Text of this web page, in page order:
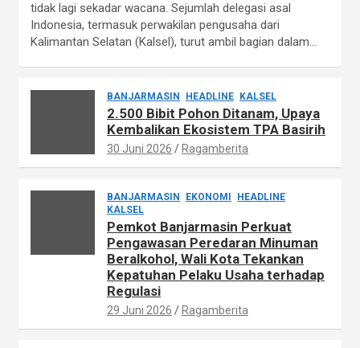
tidak lagi sekadar wacana. Sejumlah delegasi asal
Indonesia, termasuk perwakilan pengusaha dari
Kalimantan Selatan (Kalsel), turut ambil bagian dalam…
BANJARMASIN HEADLINE KALSEL
2.500 Bibit Pohon Ditanam, Upaya
Kembalikan Ekosistem TPA Basirih
30 Juni 2026 Ragamberita
BANJARMASIN EKONOMI
HEADLINE
KALSEL
Pemkot Banjarmasin Perkuat
Pengawasan Peredaran Minuman
Beralkohol, Wali Kota Tekankan
Kepatuhan Pelaku Usaha terhadap
Regulasi
29 Juni 2026 Ragamberita